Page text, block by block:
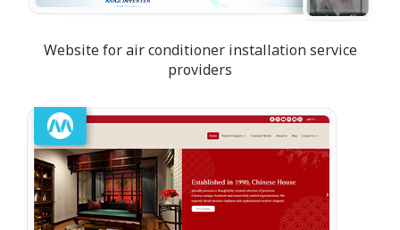
Website for air conditioner installation service
providers